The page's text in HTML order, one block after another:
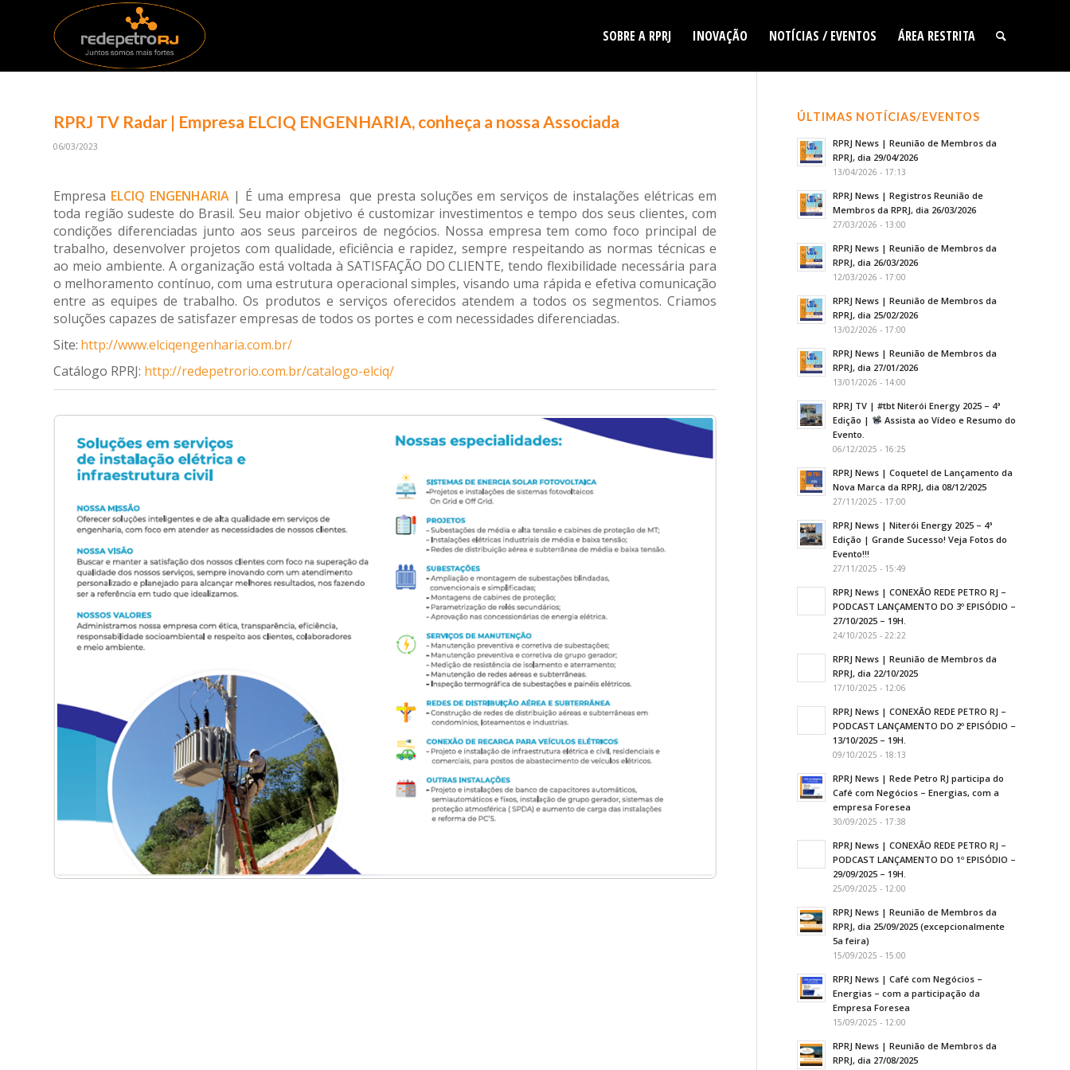
SOBRE A RPRJ INOVAÇÃO NOTÍCIAS / EVENTOS ÁREA RESTRITA
RPRJ TV Radar | Empresa ELCIQ ENGENHARIA, conheça a nossa Associada
06/03/2023
Empresa ELCIQ ENGENHARIA| É uma empresa que presta soluções em serviços de instalações elétricas em
toda região sudeste do Brasil. Seu maior objetivo é customizar investimentos e tempo dos seus clientes, com
condições diferenciadas junto aos seus parceiros de negócios. Nossa empresa tem como foco principal de
trabalho, desenvolver projetos com qualidade, eficiência e rapidez, sempre respeitando as normas técnicas e
ao meio ambiente. A organização está voltada à SATISFAÇÃO DO CLIENTE, tendo flexibilidade necessária para
o melhoramento contínuo, com uma estrutura operacional simples, visando uma rápida e efetiva comunicação
entre as equipes de trabalho. Os produtos e serviços oferecidos atendem a todos os segmentos. Criamos
soluções capazes de satisfazer empresas de todos os portes e com necessidades diferenciadas.
Site: http://www.elciqengenharia.com.br/
Catálogo RPRJ: http://redepetrorio.com.br/catalogo-elciq/
ÚLTIMAS NOTÍCIAS/EVENTOS
RPRJ News | Reunião de Membros da
RPRJ, dia 29/04/2026
13/04/2026 - 17:13
RPRJ News | Registros Reunião de
Membros da RPRJ, dia 26/03/2026
27/03/2026 - 13:00
RPRJ News | Reunião de Membros da
RPRJ, dia 26/03/2026
12/03/2026 - 17:00
RPRJ News | Reunião de Membros da
RPRJ, dia 25/02/2026
13/02/2026 - 17:00
RPRJ News | Reunião de Membros da
RPRJ, dia 27/01/2026
13/01/2026 - 14:00
RPRJ TV | #tbt Niterói Energy 2025 – 4ª
Edição |
Assista ao Vídeo e Resumo do
Evento.
06/12/2025 - 16:25
RPRJ News | Coquetel de Lançamento da
Nova Marca da RPRJ, dia 08/12/2025
27/11/2025 - 17:00
RPRJ News | Niterói Energy 2025 – 4ª
Edição | Grande Sucesso! Veja Fotos do
Evento!!!
27/11/2025 - 15:49
RPRJ News | CONEXÃO REDE PETRO RJ –
PODCAST LANÇAMENTO DO 3º EPISÓDIO –
27/10/2025 – 19H.
24/10/2025 - 22:22
RPRJ News | Reunião de Membros da
RPRJ, dia 22/10/2025
17/10/2025 - 12:06
RPRJ News | CONEXÃO REDE PETRO RJ –
PODCAST LANÇAMENTO DO 2º EPISÓDIO –
13/10/2025 – 19H.
09/10/2025 - 18:13
RPRJ News | Rede Petro RJ participa do
Café com Negócios – Energias, com a
empresa Foresea
30/09/2025 - 17:38
RPRJ News | CONEXÃO REDE PETRO RJ –
PODCAST LANÇAMENTO DO 1º EPISÓDIO –
29/09/2025 – 19H.
25/09/2025 - 12:00
RPRJ News | Reunião de Membros da
RPRJ, dia 25/09/2025 (excepcionalmente
5a feira)
15/09/2025 - 15:00
RPRJ News | Café com Negócios –
Energias – com a participação da
Empresa Foresea
15/09/2025 - 12:00
RPRJ News | Reunião de Membros da
RPRJ, dia 27/08/2025